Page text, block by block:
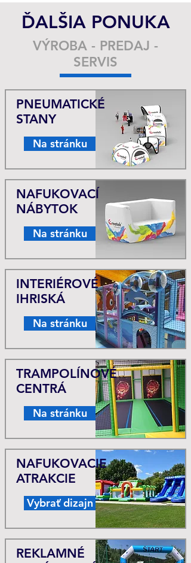
ĎALŠIA PONUKA
VÝROBA - PREDAJ -
SERVIS
Na stránku
PNEUMATICKÉ
STANY
Na stránku
NAFUKOVACÍ
NÁBYTOK
Na stránku
INTERIÉROVÉ
IHRISKÁ
Na stránku
TRAMPOLÍNOVÉ
CENTRÁ
Vybrať dizajn
NAFUKOVACIE
ATRAKCIE
REKLAMNÉ